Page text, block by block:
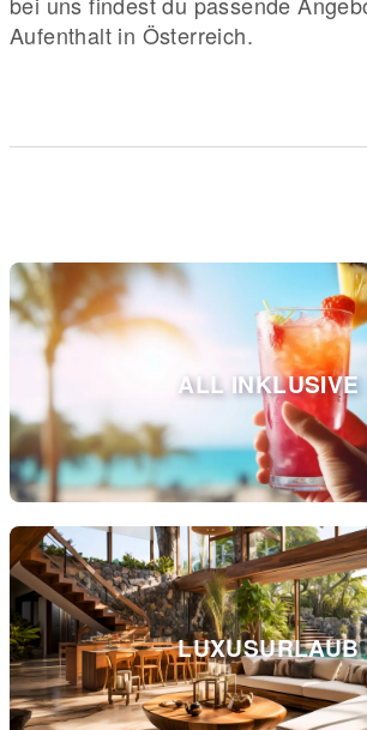
Aufenthalt in Österreich.
ALL INKLUSIVE
LUXUSURLAUB